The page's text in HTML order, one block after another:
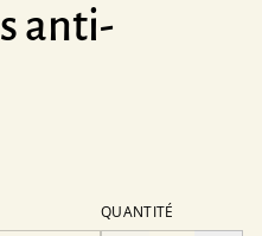
anti-
QUANTITÉ